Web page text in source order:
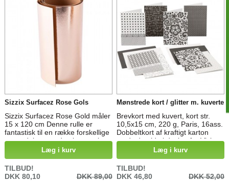
Sizzix Surfacez Rose Gols
Sizzix Surfacez Rose Gold måler
15 x 120 cm Denne rulle er
fantastisk til en række forskellige
anvendelser, og den kan vaskes
og forarbejdes, så den ligner
læder, eller sys eller præges.
Se video her
Læg i kurv
TILBUD!
DKK 80,10
DKK 89,00
Mønstrede kort / glitter m. kuverte
Brevkort med kuvert, kort str.
10,5x15 cm, 220 g, Paris, 16ass.
Dobbeltkort af kraftigt karton
med yderside i design fra Vivi
Gade og hvid inderside. Hertil
farveafstemt konvolut med
kuvertlukning og hvid inderside.
Læg i kurv
TILBUD!
DKK 46,80
DKK 52,00